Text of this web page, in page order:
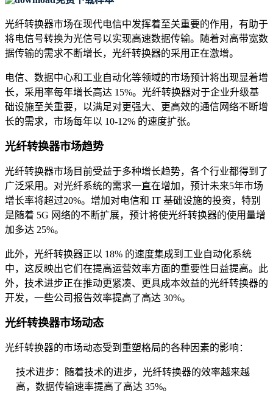
光纤转换器市场在现代电信中发挥着至关重要的作用，有助于
将电信号转换为光信号以实现高速数据传输。随着对高带宽数
据传输的需求不断增长，光纤转换器的采用正在激增。
电信、数据中心和工业自动化等领域的市场预计将出现显着增
长，采用率每年增长高达 15%。光纤转换器对于企业升级基
础设施至关重要，以满足对更强大、更高效的通信网络不断增
长的需求，市场每年以 10-12% 的速度扩张。
光纤转换器市场趋势
光纤转换器市场目前受益于多种增长趋势，各个行业都得到了
广泛采用。对光纤系统的需求一直在增加，预计未来5年市场
增长率将超过20%。增加对电信和 IT 基础设施的投资，特别
是随着 5G 网络的不断扩展，预计将使光纤转换器的使用量增
加多达 25%。
此外，光纤转换器正以 18% 的速度集成到工业自动化系统
中，这反映出它们在提高运营效率方面的重要性日益提高。此
外，技术进步正在推动更紧凑、更具成本效益的光纤转换器的
开发，一些公司报告效率提高了高达 30%。
光纤转换器市场动态
光纤转换器的市场动态受到重塑格局的各种因素的影响：
技术进步：随着技术的进步，光纤转换器的效率越来越
高，数据传输速率提高了高达 35%。